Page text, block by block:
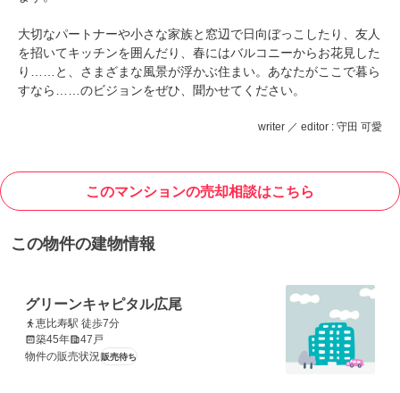
大切なパートナーや小さな家族と窓辺で日向ぼっこしたり、友人
を招いてキッチンを囲んだり、春にはバルコニーからお花見した
り……と、さまざまな風景が浮かぶ住まい。あなたがここで暮ら
すなら……のビジョンをぜひ、聞かせてください。
writer ／ editor : 守田 可愛
このマンションの売却相談はこちら
この物件の建物情報
グリーンキャピタル広尾
恵比寿駅 徒歩7分
築45年
47戸
物件の販売状況販売待ち